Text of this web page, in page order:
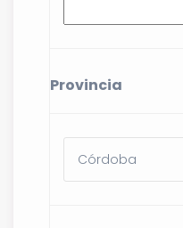
Provincia